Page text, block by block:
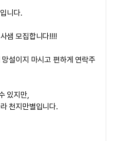
입니다.
샘 모집합니다!!!!
설이지 마시고 편하게 연락주
있지만,
천지만별입니다.